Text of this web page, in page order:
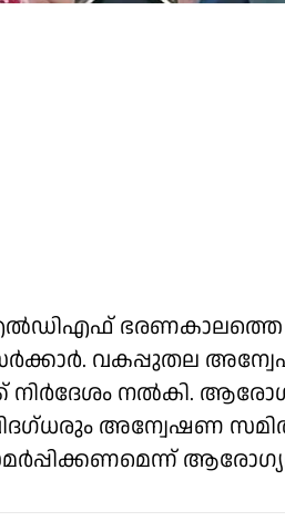
ഭരണകാലത്തെ
വകപ്പുതല
നിർദേശം നൽകി.
അന്വേഷണ